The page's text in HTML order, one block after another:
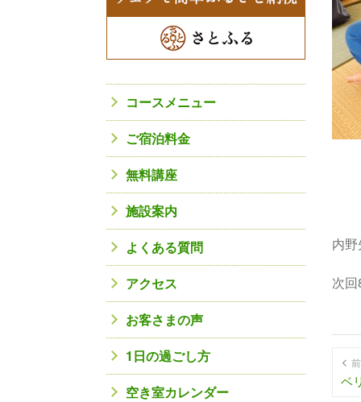
内
次
ベ
コースメニュー
ご宿泊料金
無料講座
施設案内
よくある質問
アクセス
お客さまの声
1日の過ごし方
空き室カレンダー